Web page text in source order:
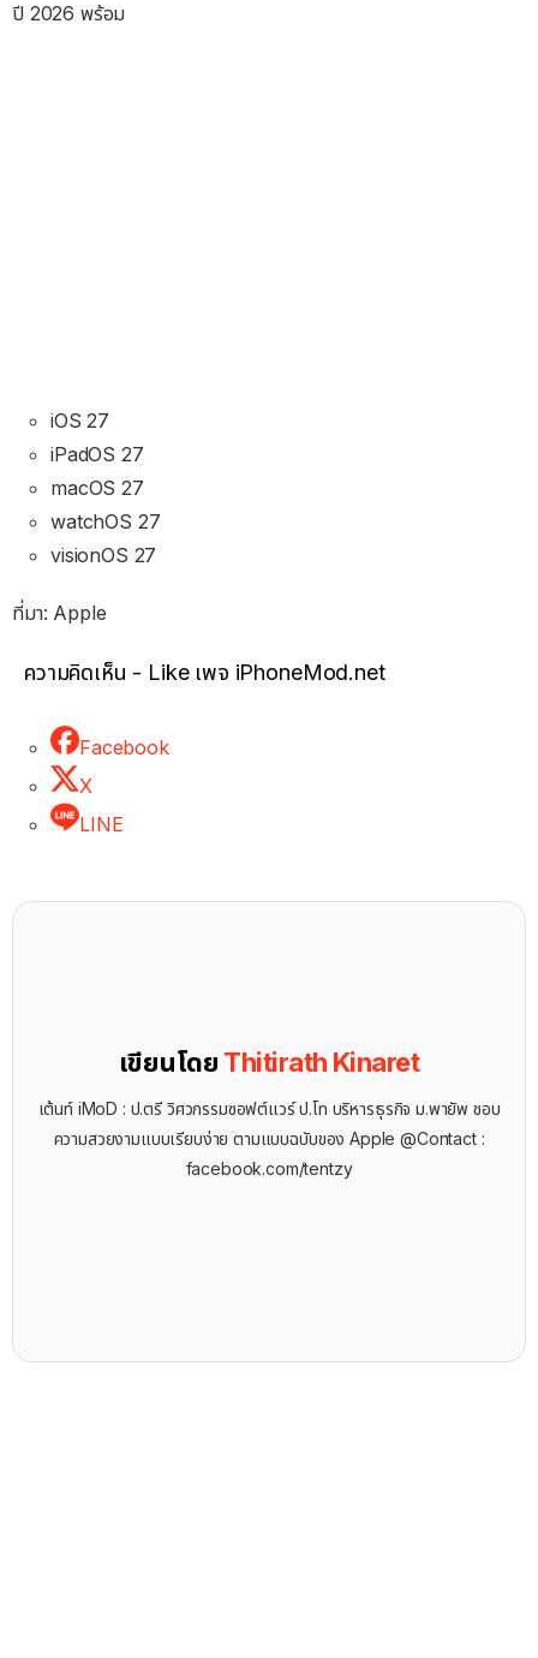
ปี 2026 พร้อม
iOS 27
iPadOS 27
macOS 27
watchOS 27
visionOS 27
ที่มา: Apple
ความคิดเห็น - Like เพจ iPhoneMod.net
Facebook
X
LINE
เขียนโดย Thitirath Kinaret
เต้นท์ iMoD : ป.ตรี วิศวกรรมซอฟต์แวร์ ป.โท บริหารธุรกิจ ม.พายัพ ชอบ
ความสวยงามแบบเรียบง่าย ตามแบบฉบับของ Apple @Contact :
facebook.com/tentzy